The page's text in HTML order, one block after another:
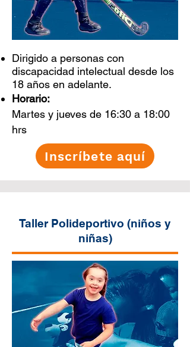
Dirigido a personas con
discapacidad intelectual desde los
18 años en adelante.
Horario:
Martes y jueves de 16:30 a 18:00
hrs
Inscríbete aquí
Taller Polideportivo (niños y
niñas)